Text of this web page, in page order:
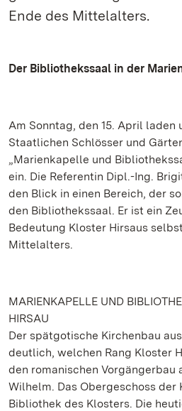
Ende des Mittelalters.
Der Bibliothekssaal in der
Am Sonntag, den 15. April laden
Staatlichen Schlösser und
„Marienkapelle und
ein. Die Referentin Dipl.-Ing.
den Blick in einen Bereich, der
den Bibliothekssaal. Er ist ein
Bedeutung Kloster Hirsaus
Mittelalters.
MARIENKAPELLE UND
HIRSAU
Der spätgotische Kirchenbau
deutlich, welchen Rang Kloster
den romanischen Vorgängerbau
Wilhelm. Das Obergeschoss
Bibliothek des Klosters. Die